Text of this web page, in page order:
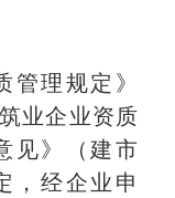
理规定》
业企业资质
见》（建市
，经企业申